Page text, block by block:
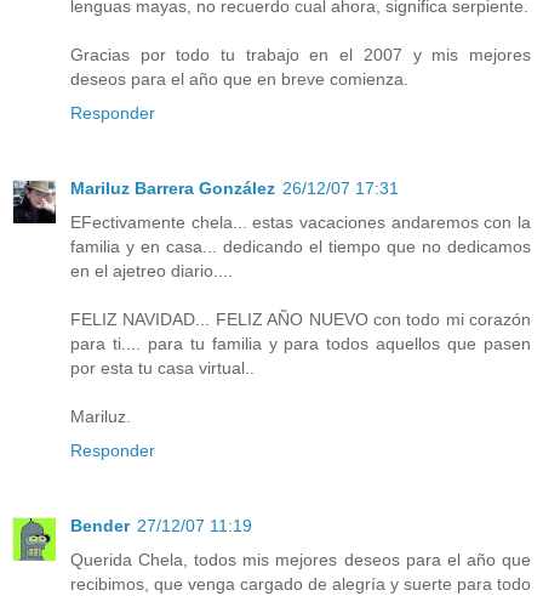
lenguas mayas, no recuerdo cual ahora, significa serpiente.
Gracias por todo tu trabajo en el 2007 y mis mejores
deseos para el año que en breve comienza.
Responder
Mariluz Barrera González 26/12/07 17:31
EFectivamente chela... estas vacaciones andaremos con la
familia y en casa... dedicando el tiempo que no dedicamos
en el ajetreo diario....
FELIZ NAVIDAD... FELIZ AÑO NUEVO con todo mi corazón
para ti.... para tu familia y para todos aquellos que pasen
por esta tu casa virtual..
Mariluz.
Responder
Bender 27/12/07 11:19
Querida Chela, todos mis mejores deseos para el año que
recibimos, que venga cargado de alegría y suerte para todo